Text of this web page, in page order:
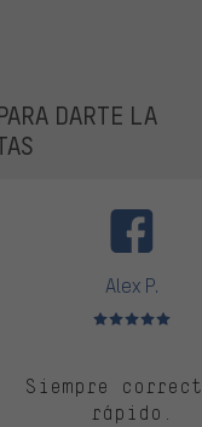
DARTE LA
Alex P.
Valoración
Siempre
rápido.